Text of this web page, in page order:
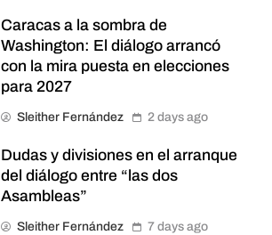
Caracas a la sombra de
Washington: El diálogo arrancó
con la mira puesta en elecciones
para 2027
Sleither Fernández 2 days ago
Dudas y divisiones en el arranque
del diálogo entre “las dos
Asambleas”
Sleither Fernández 7 days ago